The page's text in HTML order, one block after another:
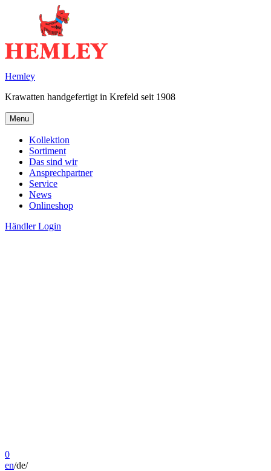
Hemley
Krawatten handgefertigt in Krefeld seit 1908
Menu
Kollektion
Sortiment
Das sind wir
Ansprechpartner
Service
News
Onlineshop
Händler Login
0
en/de/